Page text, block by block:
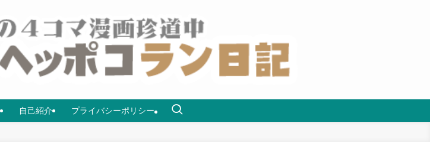
自己紹介 プライバシーポリシー